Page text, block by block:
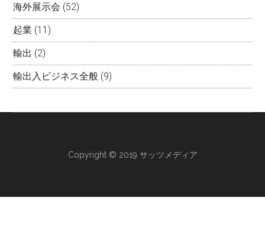
海外展示会 (52)
起業 (11)
輸出 (2)
輸出入ビジネス全般 (9)
Copyright © 2019 サッツメディア